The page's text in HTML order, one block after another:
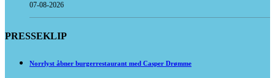
07-08-2026
PRESSEKLIP
Norrlyst åbner burgerrestaurant med Casper Drømme